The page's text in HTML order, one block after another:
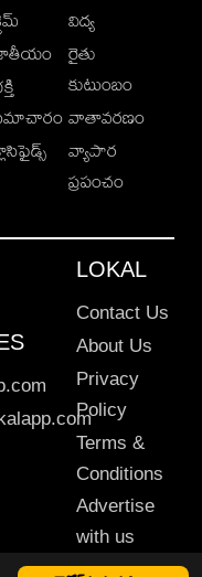
విద్య
రైతు
కుటుంబం
వాతావరణం
వ్యాపార
ప్రపంచం
LOKAL
Contact Us
About Us
Privacy
Policy
Terms &
Conditions
Advertise
with us
Sitemap